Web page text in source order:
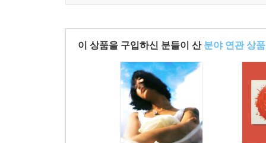
이 상품을 구입하신 분들이 산 분야 연관 상품